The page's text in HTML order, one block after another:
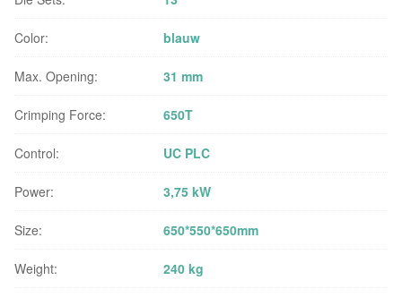
Color: blauw
Max. Opening: 31 mm
Crimping Force: 650T
Control: UC PLC
Power: 3,75 kW
Size: 650*550*650mm
Weight: 240 kg